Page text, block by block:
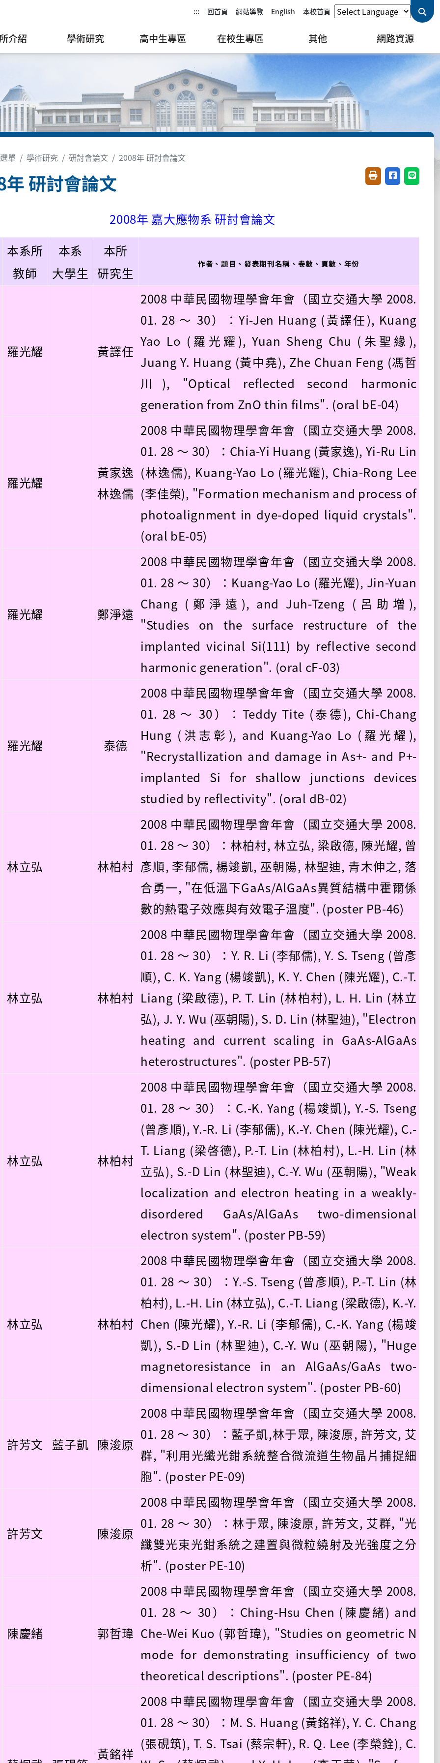
::: 回首頁 網站導覽 English 本校首頁
介紹 學術研究 高中生專區 在校生專區 其他 網路資源
單 學術研究 研討會論文 2008年 研討會論文
研討會論文 友善列印(開新視窗)
分享至臉書(
分享至
2008年 嘉大應物系 研討會論文
本系所
教師
本系
大學生
本所
研究生
作者、題目、發表期刊名稱、卷數、頁數、年份
羅光耀 黃譯任
2008 中華民國物理學會年會（國立交通大學 2008.
01. 28 ～ 30）：Yi-Jen Huang (黃譯任), Kuang
Yao Lo (羅光耀), Yuan Sheng Chu (朱聖緣),
Juang Y. Huang (黃中堯), Zhe Chuan Feng (馮哲
川), "Optical reflected second harmonic
generation from ZnO thin films". (oral bE-04)
羅光耀
黃家逸
林逸儒
2008 中華民國物理學會年會（國立交通大學 2008.
01. 28 ～ 30）：Chia-Yi Huang (黃家逸), Yi-Ru Lin
(林逸儒), Kuang-Yao Lo (羅光耀), Chia-Rong Lee
(李佳榮), "Formation mechanism and process of
photoalignment in dye-doped liquid crystals".
(oral bE-05)
羅光耀 鄭淨遠
2008 中華民國物理學會年會（國立交通大學 2008.
01. 28 ～ 30）：Kuang-Yao Lo (羅光耀), Jin-Yuan
Chang (鄭淨遠), and Juh-Tzeng (呂助増),
"Studies on the surface restructure of the
implanted vicinal Si(111) by reflective second
harmonic generation". (oral cF-03)
羅光耀 泰德
2008 中華民國物理學會年會（國立交通大學 2008.
01. 28 ～ 30）：Teddy Tite (泰德), Chi-Chang
Hung (洪志彰), and Kuang-Yao Lo (羅光耀),
"Recrystallization and damage in As+- and P+-
implanted Si for shallow junctions devices
studied by reflectivity". (oral dB-02)
林立弘 林柏村
2008 中華民國物理學會年會（國立交通大學 2008.
01. 28 ～ 30）：林柏村, 林立弘, 梁啟德, 陳光耀, 曾
彥順, 李郁儒, 楊竣凱, 巫朝陽, 林聖迪, 青木伸之, 落
合勇一, "在低溫下GaAs/AlGaAs異質結構中霍爾係
數的熱電子效應與有效電子溫度". (poster PB-46)
林立弘 林柏村
2008 中華民國物理學會年會（國立交通大學 2008.
01. 28 ～ 30）：Y. R. Li (李郁儒), Y. S. Tseng (曾彥
順), C. K. Yang (楊竣凱), K. Y. Chen (陳光耀), C.-T.
Liang (梁啟德), P. T. Lin (林柏村), L. H. Lin (林立
弘), J. Y. Wu (巫朝陽), S. D. Lin (林聖迪), "Electron
heating and current scaling in GaAs-AlGaAs
heterostructures". (poster PB-57)
林立弘 林柏村
2008 中華民國物理學會年會（國立交通大學 2008.
01. 28 ～ 30）：C.-K. Yang (楊竣凱), Y.-S. Tseng
(曾彥順), Y.-R. Li (李郁儒), K.-Y. Chen (陳光耀), C.-
T. Liang (梁啓德), P.-T. Lin (林柏村), L.-H. Lin (林
立弘), S.-D Lin (林聖迪), C.-Y. Wu (巫朝陽), "Weak
localization and electron heating in a weakly-
disordered GaAs/AlGaAs two-dimensional
electron system". (poster PB-59)
林立弘 林柏村
2008 中華民國物理學會年會（國立交通大學 2008.
01. 28 ～ 30）：Y.-S. Tseng (曾彥順), P.-T. Lin (林
柏村), L.-H. Lin (林立弘), C.-T. Liang (梁啟德), K.-Y.
Chen (陳光耀), Y.-R. Li (李郁儒), C.-K. Yang (楊竣
凱), S.-D Lin (林聖迪), C.-Y. Wu (巫朝陽), "Huge
magnetoresistance in an AlGaAs/GaAs two-
dimensional electron system". (poster PB-60)
許芳文 藍子凱 陳浚原
2008 中華民國物理學會年會（國立交通大學 2008.
01. 28 ～ 30）：藍子凱,林于眾, 陳浚原, 許芳文, 艾
群, "利用光纖光鉗系統整合微流道生物晶片捕捉細
胞". (poster PE-09)
許芳文 陳浚原
2008 中華民國物理學會年會（國立交通大學 2008.
01. 28 ～ 30）：林于眾, 陳浚原, 許芳文, 艾群, "光
纖雙光束光鉗系統之建置與微粒繞射及光強度之分
析". (poster PE-10)
陳慶緒 郭哲瑋
2008 中華民國物理學會年會（國立交通大學 2008.
01. 28 ～ 30）：Ching-Hsu Chen (陳慶緒) and
Che-Wei Kuo (郭哲瑋), "Studies on geometric N
mode for demonstrating insufficiency of two
theoretical descriptions". (poster PE-84)
黃銘祥
2008 中華民國物理學會年會（國立交通大學 2008.
01. 28 ～ 30）：M. S. Huang (黃銘祥), Y. C. Chang
(張硯筑), T. S. Tsai (蔡宗軒), R. Q. Lee (李榮銓), C.